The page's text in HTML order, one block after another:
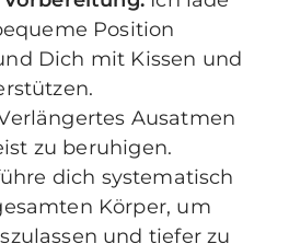
Position
Dich mit Kissen und
Ausatmen
zu beruhigen.
dich systematisch
Körper, um
und tiefer zu